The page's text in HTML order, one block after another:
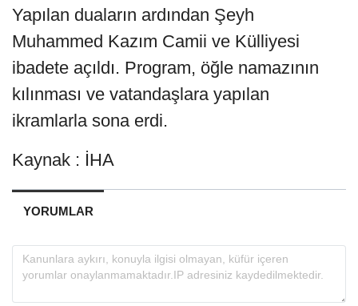
Yapılan duaların ardından Şeyh
Muhammed Kazım Camii ve Külliyesi
ibadete açıldı. Program, öğle namazının
kılınması ve vatandaşlara yapılan
ikramlarla sona erdi.
Kaynak : İHA
YORUMLAR